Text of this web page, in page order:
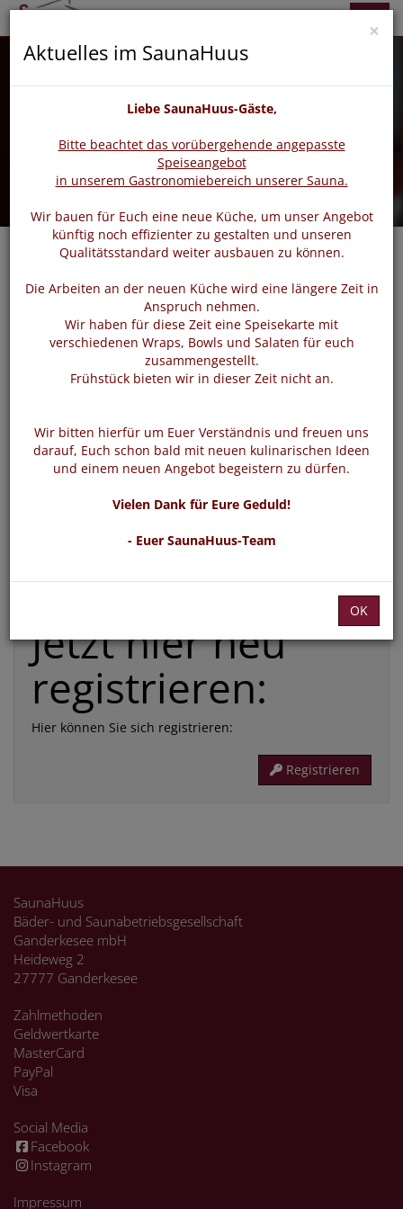
zurück
Login
Bitte loggen Sie sich mit dem untenstehenden Formular
Die mit * gekennzeichneten Felder sind Pflichtfelder
Passwort vergessen Login
Jetzt hier neu
registrieren:
Hier können Sie sich registrieren:
Registrieren
SaunaHuus
Bäder- und Saunabetriebsgesellschaft
Ganderkesee mbH
Heideweg 2
27777 Ganderkesee
Zahlmethoden
Geldwertkarte
MasterCard
PayPal
Visa
Social Media
Facebook
Instagram
Impressum
×
Aktuelles im SaunaHuus
Liebe SaunaHuus-Gäste,
Bitte beachtet das vorübergehende angepasste
Speiseangebot
in unserem Gastronomiebereich unserer Sauna.
Wir bauen für Euch eine neue Küche, um unser Angebot
künftig noch effizienter zu gestalten und unseren
Qualitätsstandard weiter ausbauen zu können.
Die Arbeiten an der neuen Küche wird eine längere Zeit in
Anspruch nehmen.
Wir haben für diese Zeit eine Speisekarte mit
verschiedenen Wraps, Bowls und Salaten für euch
zusammengestellt.
Frühstück bieten wir in dieser Zeit nicht an.
Wir bitten hierfür um Euer Verständnis und freuen uns
darauf, Euch schon bald mit neuen kulinarischen Ideen
und einem neuen Angebot begeistern zu dürfen.
Vielen Dank für Eure Geduld!
- Euer SaunaHuus-Team
OK